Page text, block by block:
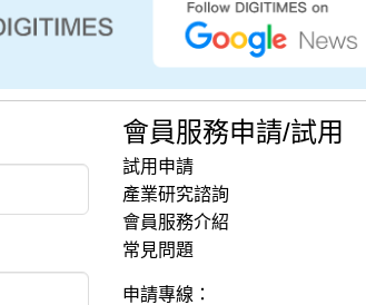
會員服務申請/試用
試用申請
產業研究諮詢
會員服務介紹
常見問題
申請專線：